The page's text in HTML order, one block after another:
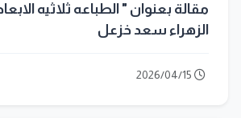
مقالة بعنوان " الطباعه ثلاثيه
الزهراء سعد خزعل